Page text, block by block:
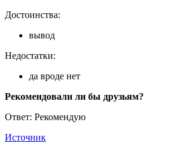
Достоинства:
вывод
Недостатки:
да вроде нет
Рекомендовали ли бы друзьям?
Ответ: Рекомендую
Источник